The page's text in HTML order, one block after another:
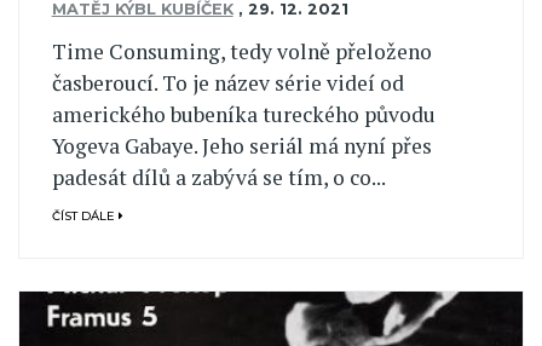
MATĚJ KÝBL KUBÍČEK , 29. 12. 2021
Time Consuming, tedy volně přeloženo
časberoucí. To je název série videí od
amerického bubeníka tureckého původu
Yogeva Gabaye. Jeho seriál má nyní přes
padesát dílů a zabývá se tím, o co...
ČÍST DÁLE